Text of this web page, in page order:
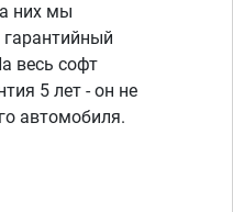
них мы
весь софт
5 лет - он не
автомобиля.